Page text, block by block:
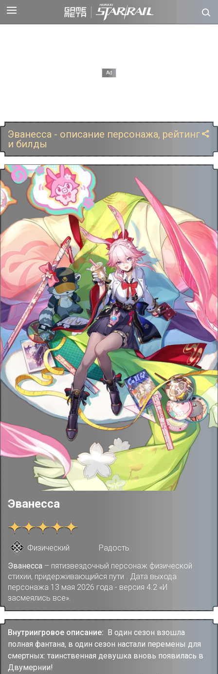
Эванесса - описание персонажа, рейтинг
и билды
Эванесса
Физический
Радость
Эванесса – пятизвездочный персонаж физической
стихии, придерживающийся пути . Дата выхода
персонажа 13 мая 2026 года - версия 4.2 «И
засмеялись все».
Внутриигровое описание: В один сезон взошла
полная фантана, в один сезон настали перемены для
смертных: таинственная девушка вновь появилась в
Двумернии!